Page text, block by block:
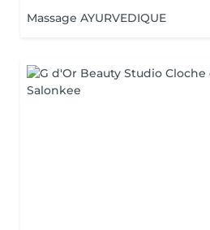
Massage AYURVEDIQUE